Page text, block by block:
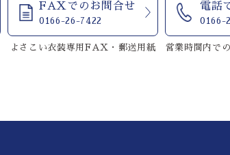
FAXでのお問合せ
0166-26-7422
よさこい衣装専用FAX・郵送用紙
電話
0166-
営業時間内で